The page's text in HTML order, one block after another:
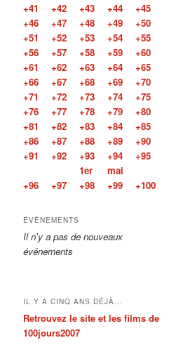
+41
+42 +43 +44
+45
+46
+47 +48 +49
+50
+51
+52 +53 +54
+55
+56
+57 +58 +59
+60
+61
+62 +63 +64
+65
+66
+67 +68 +69
+70
+71
+72 +73 +74
+75
+76
+77 +78 +79
+80
+81
+82 +83 +84
+85
+86
+87 +88 +89
+90
+91
+92 +93 +94
+95
1er
mai
+96
+97 +98 +99 +100
ÉVÉNEMENTS
Il n'y a pas de nouveaux
événements
IL Y A CINQ ANS DÉJÀ...
Retrouvez le site et les films de
100jours2007